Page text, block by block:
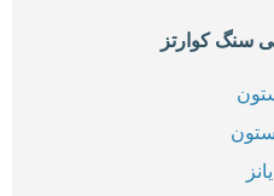
سنگ کوارتز